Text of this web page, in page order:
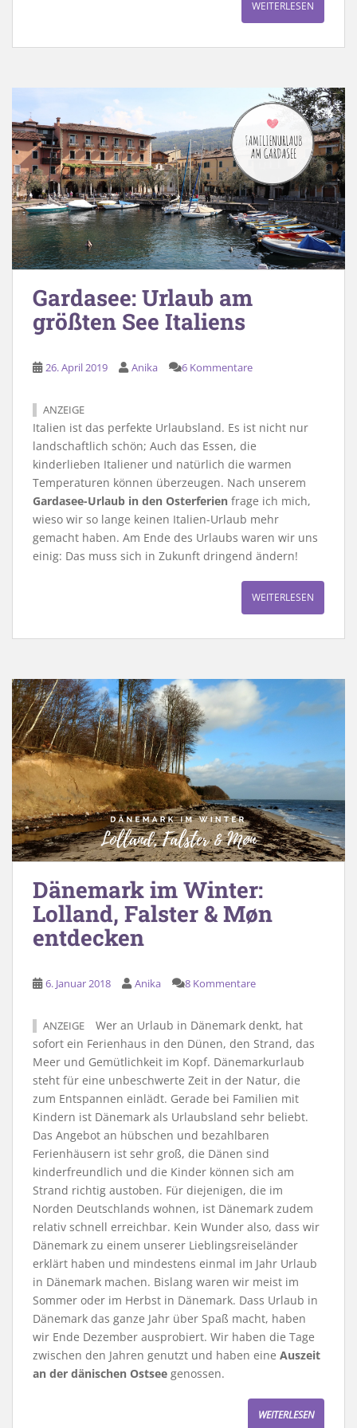
WEITERLESEN
Gardasee: Urlaub am
größten See Italiens
26. April 2019 Anika 6 Kommentare
ANZEIGE
Italien ist das perfekte Urlaubsland. Es ist nicht nur
landschaftlich schön; Auch das Essen, die
kinderlieben Italiener und natürlich die warmen
Temperaturen können überzeugen. Nach unserem
Gardasee-Urlaub in den Osterferien frage ich mich,
wieso wir so lange keinen Italien-Urlaub mehr
gemacht haben. Am Ende des Urlaubs waren wir uns
einig: Das muss sich in Zukunft dringend ändern!
WEITERLESEN
Dänemark im Winter:
Lolland, Falster & Møn
entdecken
6. Januar 2018 Anika 8 Kommentare
ANZEIGE
Wer an Urlaub in Dänemark denkt, hat
sofort ein Ferienhaus in den Dünen, den Strand, das
Meer und Gemütlichkeit im Kopf. Dänemarkurlaub
steht für eine unbeschwerte Zeit in der Natur, die
zum Entspannen einlädt. Gerade bei Familien mit
Kindern ist Dänemark als Urlaubsland sehr beliebt.
Das Angebot an hübschen und bezahlbaren
Ferienhäusern ist sehr groß, die Dänen sind
kinderfreundlich und die Kinder können sich am
Strand richtig austoben. Für diejenigen, die im
Norden Deutschlands wohnen, ist Dänemark zudem
relativ schnell erreichbar. Kein Wunder also, dass wir
Dänemark zu einem unserer Lieblingsreiseländer
erklärt haben und mindestens einmal im Jahr Urlaub
in Dänemark machen. Bislang waren wir meist im
Sommer oder im Herbst in Dänemark. Dass Urlaub in
Dänemark das ganze Jahr über Spaß macht, haben
wir Ende Dezember ausprobiert. Wir haben die Tage
zwischen den Jahren genutzt und haben eine Auszeit
an der dänischen Ostsee genossen.
WEITERLESEN